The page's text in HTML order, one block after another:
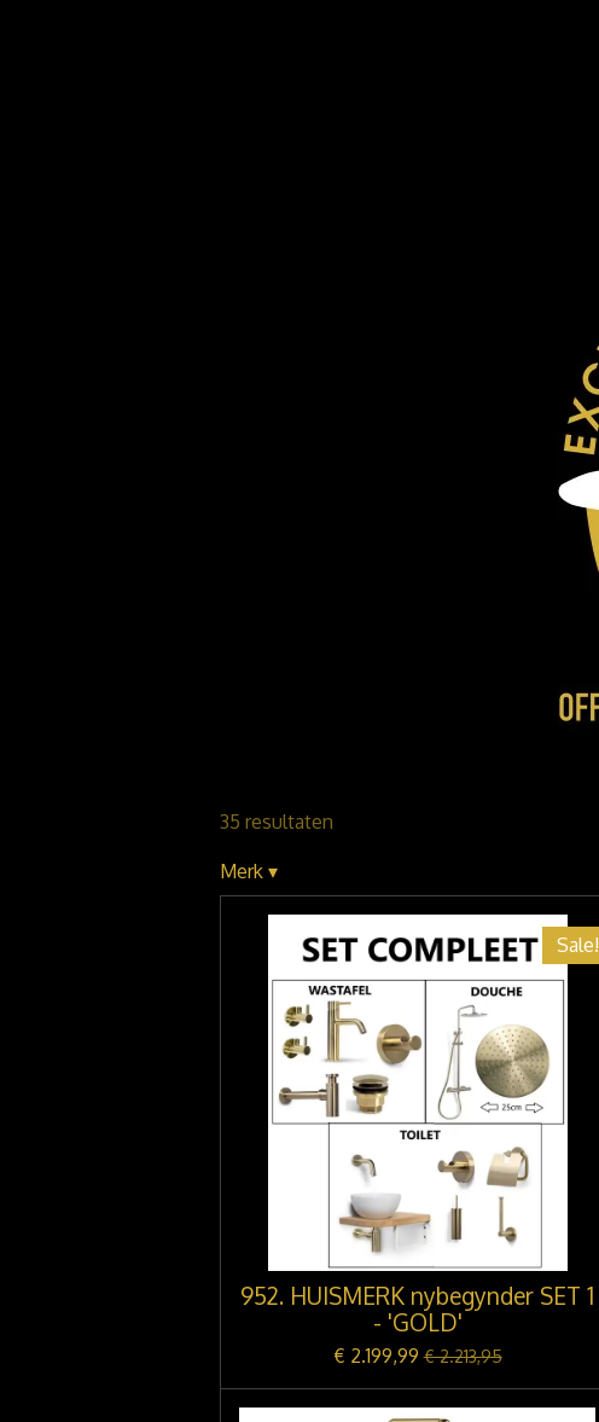
35 resultaten
Merk ▾
Sale!
952. HUISMERK nybegynder SET 1
- 'GOLD'
€ 2.199,99 € 2.213,95